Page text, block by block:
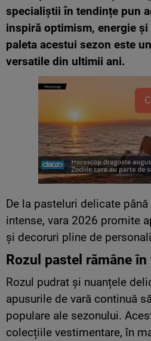
specialiștii în tendințe pun
inspiră optimism, energie
paleta acestui sezon este
versatile din ultimii ani.
De la pasteluri delicate
intense, vara 2026 promite
și decoruri pline de
Rozul pastel rămâne în
Rozul pudrat și nuanțele
apusurile de vară continuă
populare ale sezonului.
colecțiile vestimentare, în